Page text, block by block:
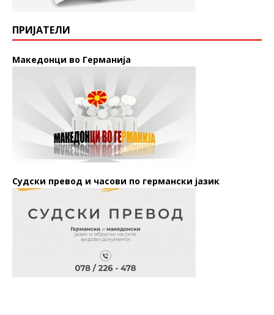
ПРИЈАТЕЛИ
Македонци во Германија
Судски превод и часови по германски јазик